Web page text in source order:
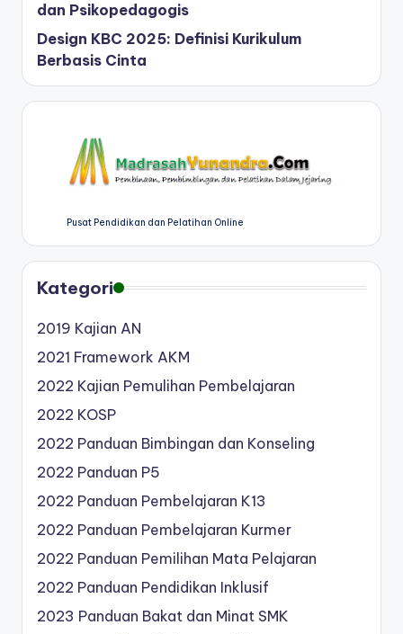
dan Psikopedagogis
Design KBC 2025: Definisi Kurikulum
Berbasis Cinta
Pusat Pendidikan dan Pelatihan Online
Kategori
2019 Kajian AN
2021 Framework AKM
2022 Kajian Pemulihan Pembelajaran
2022 KOSP
2022 Panduan Bimbingan dan Konseling
2022 Panduan P5
2022 Panduan Pembelajaran K13
2022 Panduan Pembelajaran Kurmer
2022 Panduan Pemilihan Mata Pelajaran
2022 Panduan Pendidikan Inklusif
2023 Panduan Bakat dan Minat SMK